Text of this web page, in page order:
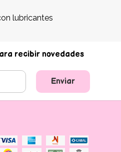
lubricantes
recibir novedades
Enviar